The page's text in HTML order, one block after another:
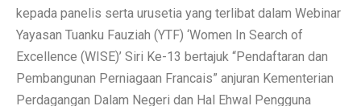
kepada panelis serta urusetia yang terlibat dalam Webinar
Yayasan Tuanku Fauziah (YTF) ‘Women In Search of
Excellence (WISE)’ Siri Ke-13 bertajuk “Pendaftaran dan
Pembangunan Perniagaan Francais” anjuran Kementerian
Perdagangan Dalam Negeri dan Hal Ehwal Pengguna